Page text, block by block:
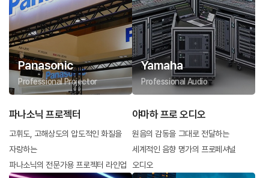
Panasonic
Professional Projector
파나소닉 프로젝터
고휘도, 고해상도의 압도적인 화질을
자랑하는
파나소닉의 전문가용 프로젝터 라인업
Yamaha
Professional Audio
야마하 프로 오디오
원음의 감동을 그대로 전달하는
세계적인 음향 명가의 프로페셔널
오디오